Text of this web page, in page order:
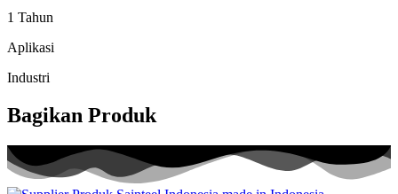
1 Tahun
Aplikasi
Industri
Bagikan Produk